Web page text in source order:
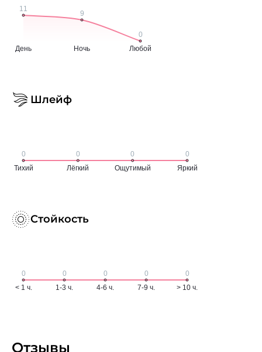
Шлейф
Стойкость
Отзывы